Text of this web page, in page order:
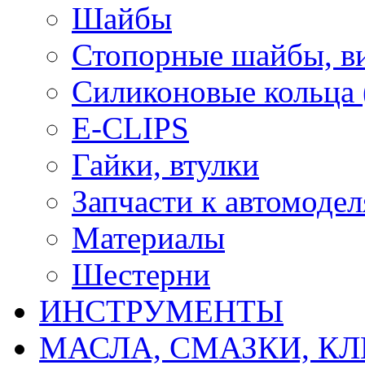
Шайбы
Стопорные шайбы,
Силиконовые
E-CLIPS
Гайки, втулки
Запчасти к
Материалы
Шестерни
ИНСТРУМЕНТЫ
МАСЛА, СМАЗКИ,